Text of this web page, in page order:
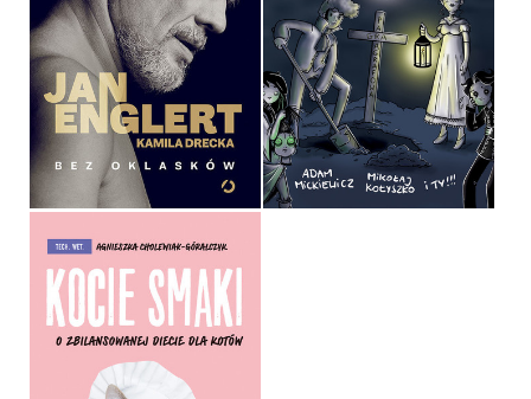
BEZ OKLASKÓW
KAMILA DRECKA, JAN
ENGLERT
OPRAWA TWARDA
54,99 ZŁ
DZIADY CZ. V
MIKOŁAJ KOŁYSZKO
OPRAWA TWARDA
79,99 ZŁ
KOCIE SMAKI
AGNIESZKA CHOLEWIAK-